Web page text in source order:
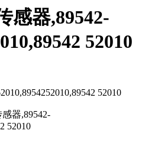
感器,89542-
52010
52010
器,89542-
52010